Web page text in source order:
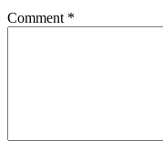
Comment *